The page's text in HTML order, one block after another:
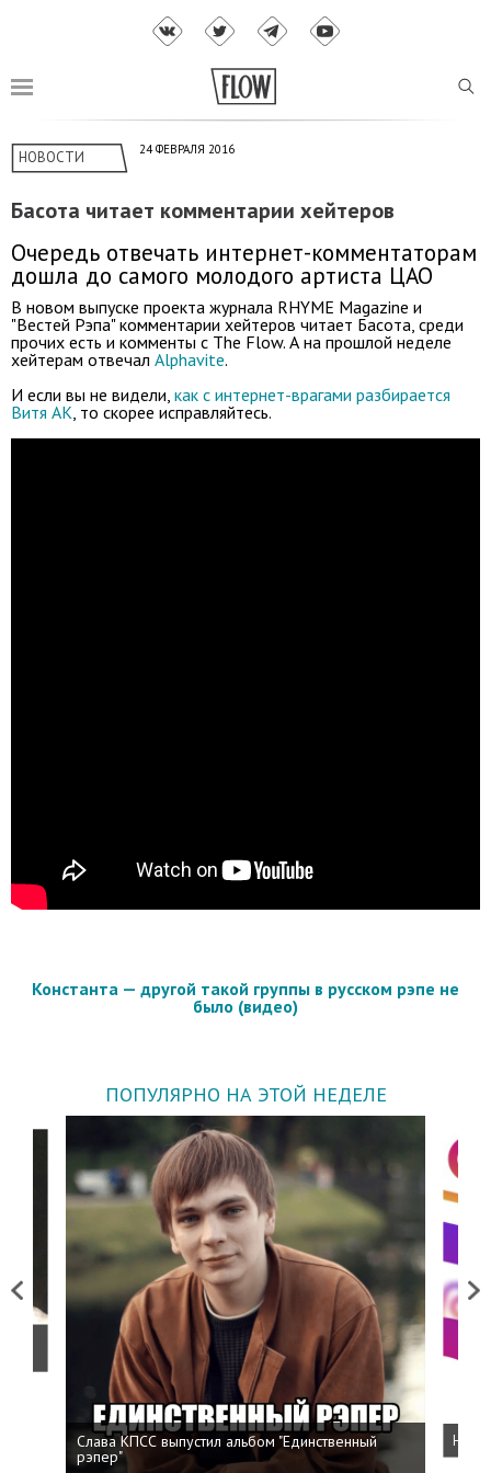
НОВОСТИ 24 ФЕВРАЛЯ 2016
Басота читает комментарии хейтеров
Очередь отвечать интернет-комментаторам
дошла до самого молодого артиста ЦАО
В новом выпуске проекта журнала RHYME Magazine и
"Вестей Рэпа" комментарии хейтеров читает Басота, среди
прочих есть и комменты с The Flow. А на прошлой неделе
хейтерам отвечал Alphavite.
И если вы не видели, как с интернет-врагами разбирается
Витя АК , то скорее исправляйтесь.
Константа — другой такой группы в русском рэпе не
было (видео)
ПОПУЛЯРНО НА ЭТОЙ НЕДЕЛЕ
Previous
Слава КПСС выпустил альбом "Единственный
рэпер"
Next